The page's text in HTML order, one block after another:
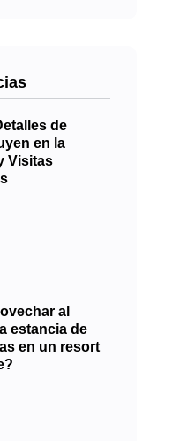
de
en la
Visitas
al
estancia de
en un resort